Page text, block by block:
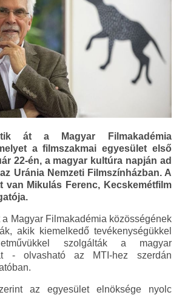
át a Magyar Filmakadémia
a filmszakmai egyesület első
22-én, a magyar kultúra napján ad
Uránia Nemzeti Filmszínházban. A
van Mikulás Ferenc, Kecskemétfilm
a Magyar Filmakadémia közösségének
akik kiemelkedő tevékenységükkel
szolgálták a magyar
- olvasható az MTI-hez szerdán
az egyesület elnöksége nyolc